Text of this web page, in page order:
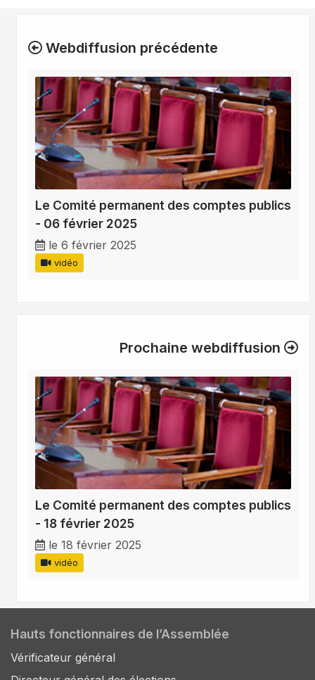
Webdiffusion précédente
Le Comité permanent des comptes publics
- 06 février 2025
le 6 février 2025
vidéo
Prochaine webdiffusion
Le Comité permanent des comptes publics
- 18 février 2025
le 18 février 2025
vidéo
Hauts fonctionnaires de l’Assemblée
Vérificateur général